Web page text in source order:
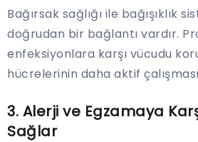
Bağırsak sağlığı ile bağışıklık
doğrudan bir bağlantı vardır.
enfeksiyonlara karşı vücudu
hücrelerinin daha aktif
3. Alerji ve Egzamaya
Sağlar